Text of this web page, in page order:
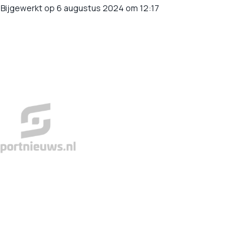
Bijgewerkt op 6 augustus 2024 om 12:17